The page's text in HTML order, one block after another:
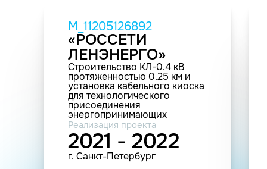
M_11205126892
«РОССЕТИ
ЛЕНЭНЕРГО»
Строительство КЛ-0.4 кВ
протяженностью 0.25 км и
установка кабельного киоска
для технологического
присоединения
энергопринимающих
устройств заявителя ООО
"Мегаполис" по адресу: г.
Санкт-Петербург, ул.
Комиссара Смирнова, д.9,
лит. А, к.н.
Реализация проекта
2021 - 2022
г. Санкт-Петербург